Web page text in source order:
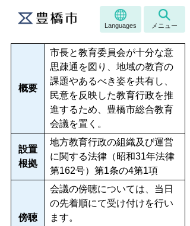
Languages メニュー
概要
市長と教育委員会が十分な意
思疎通を図り、地域の教育の
課題やあるべき姿を共有し、
民意を反映した教育行政を推
進するため、豊橋市総合教育
会議を置く。
設置
根拠
地方教育行政の組織及び運営
に関する法律（昭和31年法律
第162号）第1条の4第1項
傍聴
会議の傍聴については、当日
の先着順にて受け付けを行い
ます。